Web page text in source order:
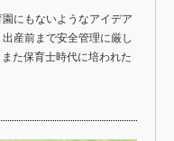
にもないようなアイデア
産前まで安全管理に厳し
た保育士時代に培われた